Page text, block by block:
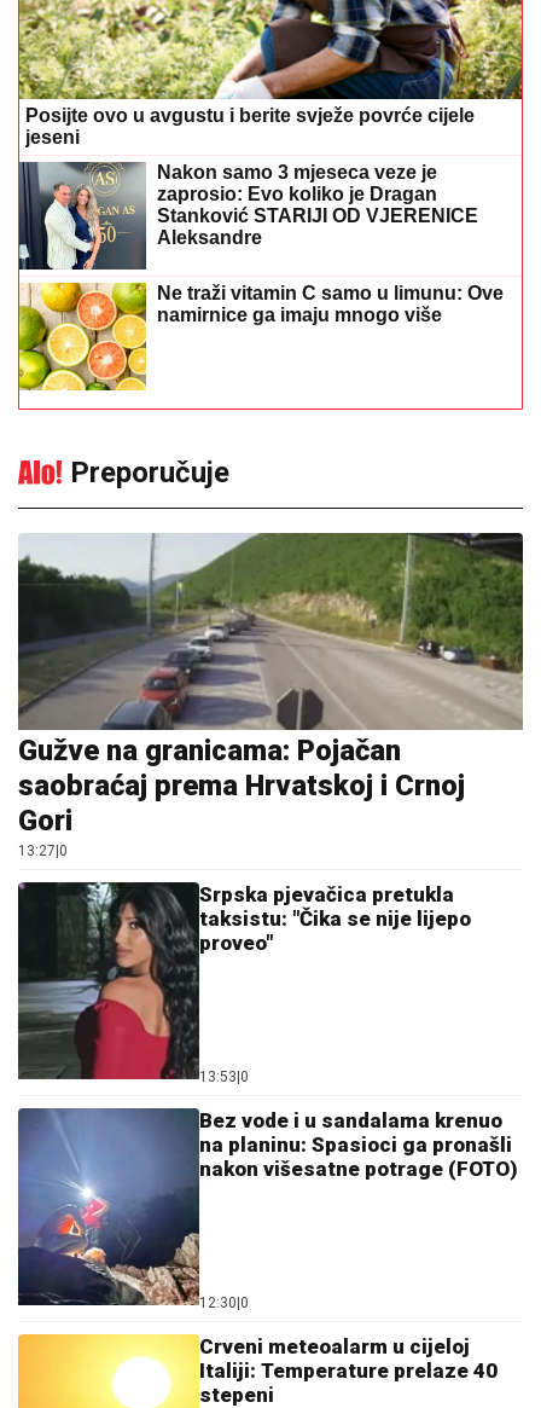
Posijte ovo u avgustu i berite svježe povrće cijele
jeseni
Nakon samo 3 mjeseca veze je
zaprosio: Evo koliko je Dragan
Stanković STARIJI OD VJERENICE
Aleksandre
Ne traži vitamin C samo u limunu: Ove
namirnice ga imaju mnogo više
Preporučuje
Gužve na granicama: Pojačan
saobraćaj prema Hrvatskoj i Crnoj
Gori
13:27 0
Srpska pjevačica pretukla
taksistu: "Čika se nije lijepo
proveo"
13:53 0
Bez vode i u sandalama krenuo
na planinu: Spasioci ga pronašli
nakon višesatne potrage (FOTO)
12:30 0
Crveni meteoalarm u cijeloj
Italiji: Temperature prelaze 40
stepeni